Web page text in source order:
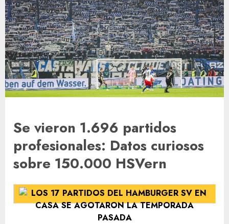
Se vieron 1.696 partidos
profesionales: Datos curiosos
sobre 150.000 HSVern